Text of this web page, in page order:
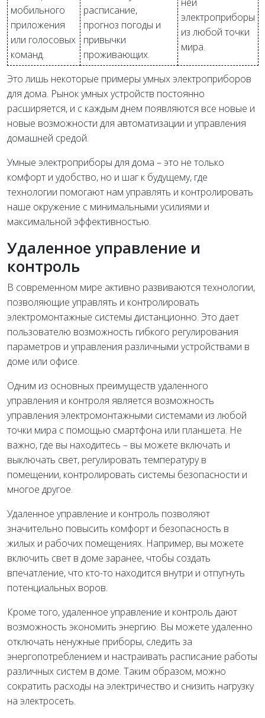
мобильного
приложения
или голосовых
команд.
расписание,
прогноз погоды и
привычки
проживающих.
электроприборы
из любой точки
мира.
Это лишь некоторые примеры умных электроприборов
для дома. Рынок умных устройств постоянно
расширяется, и с каждым днем появляются все новые и
новые возможности для автоматизации и управления
домашней средой.
Умные электроприборы для дома – это не только
комфорт и удобство, но и шаг к будущему, где
технологии помогают нам управлять и контролировать
наше окружение с минимальными усилиями и
максимальной эффективностью.
Удаленное управление и
контроль
В современном мире активно развиваются технологии,
позволяющие управлять и контролировать
электромонтажные системы дистанционно. Это дает
пользователю возможность гибкого регулирования
параметров и управления различными устройствами в
доме или офисе.
Одним из основных преимуществ удаленного
управления и контроля является возможность
управления электромонтажными системами из любой
точки мира с помощью смартфона или планшета. Не
важно, где вы находитесь – вы можете включать и
выключать свет, регулировать температуру в
помещении, контролировать системы безопасности и
многое другое.
Удаленное управление и контроль позволяют
значительно повысить комфорт и безопасность в
жилых и рабочих помещениях. Например, вы можете
включить свет в доме заранее, чтобы создать
впечатление, что кто-то находится внутри и отпугнуть
потенциальных воров.
Кроме того, удаленное управление и контроль дают
возможность экономить энергию. Вы можете удаленно
отключать ненужные приборы, следить за
энергопотреблением и настраивать расписание работы
различных систем в доме. Таким образом, можно
сократить расходы на электричество и снизить нагрузку
на электросеть.